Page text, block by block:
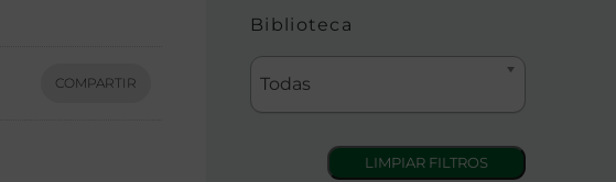
COMPARTIR
Biblioteca
Todas